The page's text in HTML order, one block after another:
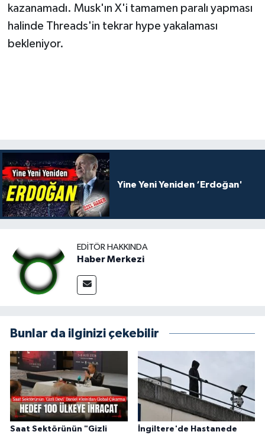
kazanamadı. Musk'ın X'i tamamen paralı yapması
halinde Threads'in tekrar hype yakalaması
bekleniyor.
Yine Yeni Yeniden ‘Erdoğan'
EDITÖR HAKKINDA
Haber Merkezi
Bunlar da ilginizi çekebilir
Saat Sektörünün "Gizli
İngiltere'de Hastanede